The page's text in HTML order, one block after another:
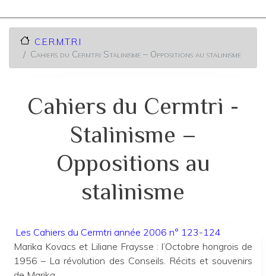
C.E.R.M.T.R.I
Cahiers du Cermtri Stalinisme – Oppositions au stalinisme
Cahiers du Cermtri -
Stalinisme –
Oppositions au
stalinisme
Les Cahiers du Cermtri année 2006 n° 123-124
Marika Kovacs et Liliane Fraysse : l’Octobre hongrois de
1956 – La révolution des Conseils. Récits et souvenirs